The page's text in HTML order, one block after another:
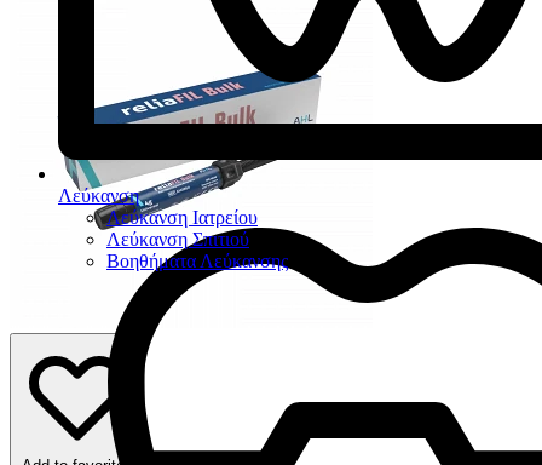
Λεύκανση
Λεύκανση Ιατρείου
Λεύκανση Σπιτιού
Βοηθήματα Λεύκανσης